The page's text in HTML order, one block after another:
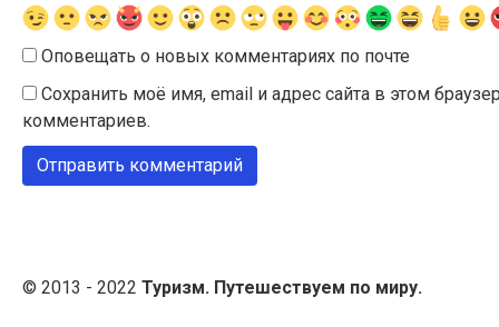
Оповещать о новых комментариях по почте
Сохранить моё имя, email и адрес сайта в этом
комментариев.
© 2013 - 2022 Туризм. Путешествуем по миру.